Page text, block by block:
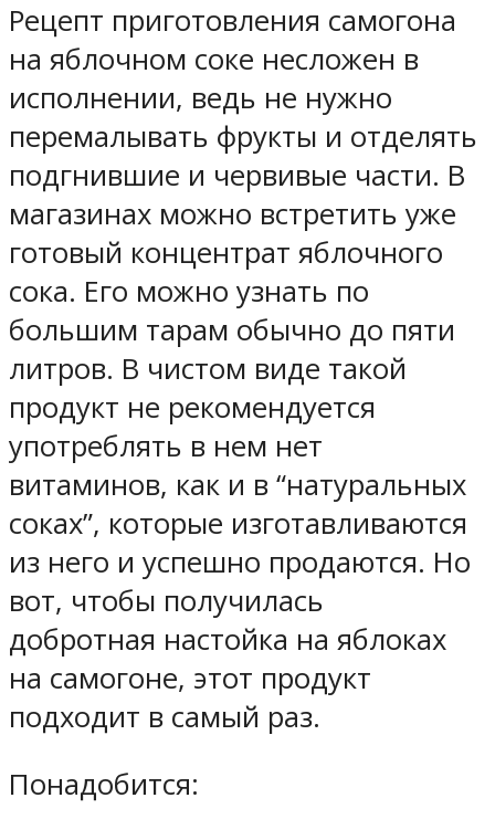
Рецепт приготовления самогона
на яблочном соке несложен в
исполнении, ведь не нужно
перемалывать фрукты и отделять
подгнившие и червивые части. В
магазинах можно встретить уже
готовый концентрат яблочного
сока. Его можно узнать по
большим тарам обычно до пяти
литров. В чистом виде такой
продукт не рекомендуется
употреблять в нем нет
витаминов, как и в “натуральных
соках”, которые изготавливаются
из него и успешно продаются. Но
вот, чтобы получилась
добротная настойка на яблоках
на самогоне, этот продукт
подходит в самый раз.
Понадобится: